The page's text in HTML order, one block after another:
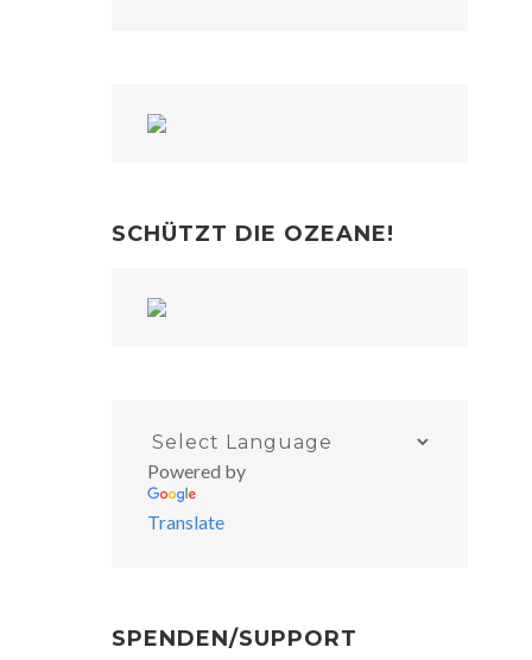
SCHÜTZT DIE OZEANE!
Powered by
Translate
SPENDEN/SUPPORT